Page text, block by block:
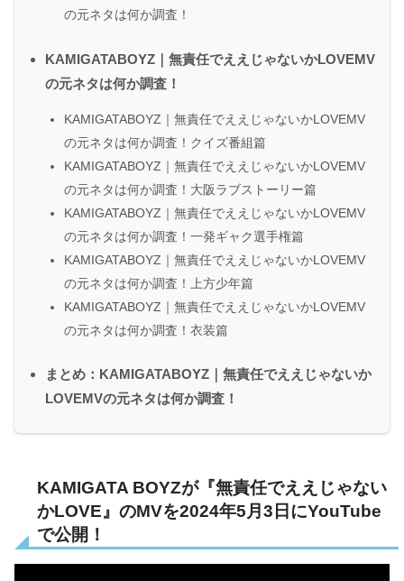
の元ネタは何か調査！
KAMIGATABOYZ｜無責任でええじゃないかLOVEMV
の元ネタは何か調査！
KAMIGATABOYZ｜無責任でええじゃないかLOVEMV
の元ネタは何か調査！クイズ番組篇
KAMIGATABOYZ｜無責任でええじゃないかLOVEMV
の元ネタは何か調査！大阪ラブストーリー篇
KAMIGATABOYZ｜無責任でええじゃないかLOVEMV
の元ネタは何か調査！一発ギャク選手権篇
KAMIGATABOYZ｜無責任でええじゃないかLOVEMV
の元ネタは何か調査！上方少年篇
KAMIGATABOYZ｜無責任でええじゃないかLOVEMV
の元ネタは何か調査！衣装篇
まとめ：KAMIGATABOYZ｜無責任でええじゃないか
LOVEMVの元ネタは何か調査！
KAMIGATA BOYZが『無責任でええじゃない
かLOVE』のMVを2024年5月3日にYouTube
で公開！